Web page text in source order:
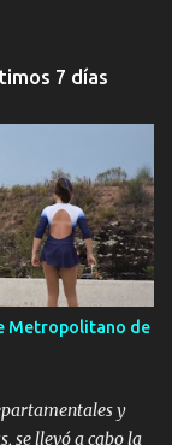
7 días
Metropolitano de
y
se llevó a cabo la